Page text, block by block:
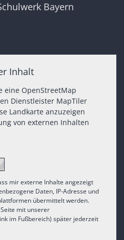
Bayern
Inhalt
eine OpenStreetMap
Dienstleister MapTiler
Landkarte anzuzeigen
von externen Inhalten
mir externe Inhalte angezeigt
Daten, IP-Adresse und
übermittelt werden.
mit unserer
im Fußbereich) später jederzeit